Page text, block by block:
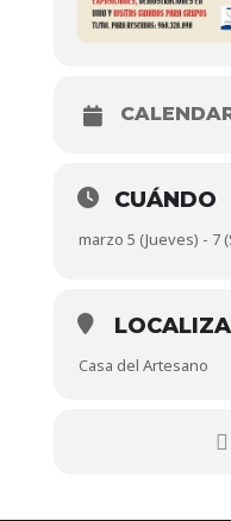
CUÁNDO
marzo 5 (Jueves) - 7
Casa del Artesano